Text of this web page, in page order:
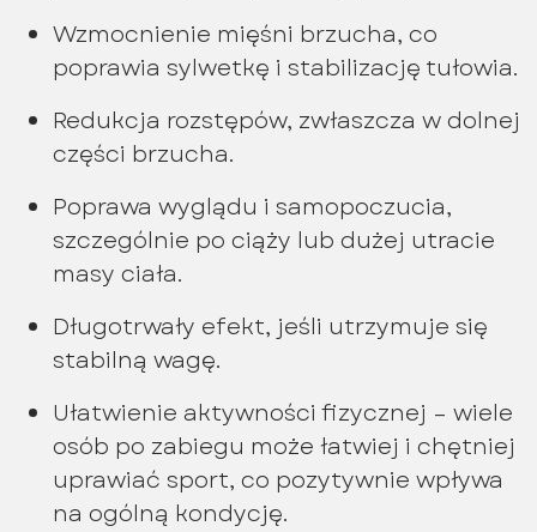
Wzmocnienie mięśni brzucha, co
poprawia sylwetkę i stabilizację tułowia.
Redukcja rozstępów, zwłaszcza w dolnej
części brzucha.
Poprawa wyglądu i samopoczucia,
szczególnie po ciąży lub dużej utracie
masy ciała.
Długotrwały efekt, jeśli utrzymuje się
stabilną wagę.
Ułatwienie aktywności fizycznej – wiele
osób po zabiegu może łatwiej i chętniej
uprawiać sport, co pozytywnie wpływa
na ogólną kondycję.